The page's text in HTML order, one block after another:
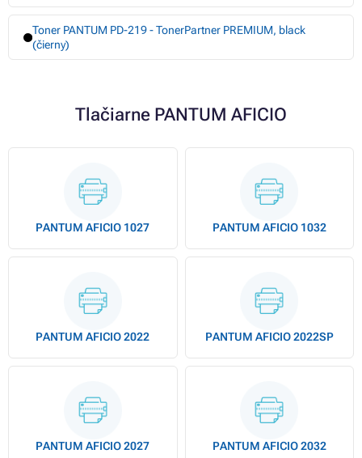
Toner PANTUM PD-219 - TonerPartner PREMIUM, black
(čierny)
Tlačiarne PANTUM AFICIO
PANTUM AFICIO 1027 PANTUM AFICIO 1032
PANTUM AFICIO 2022 PANTUM AFICIO 2022SP
PANTUM AFICIO 2027 PANTUM AFICIO 2032